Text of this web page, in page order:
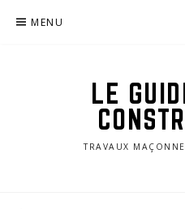
MENU
LE
TRAVAUX